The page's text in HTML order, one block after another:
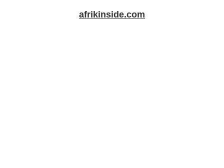
afrikinside.com